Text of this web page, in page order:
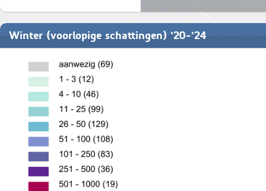
Winter (voorlopige schattingen) '20-'24